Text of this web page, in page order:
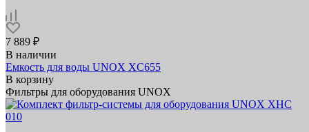
7 889 ₽
В наличии
Емкость для воды UNOX XC655
В корзину
Фильтры для оборудования UNOX